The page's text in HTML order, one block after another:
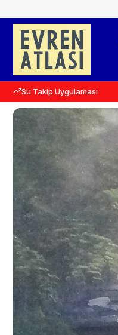
Su Takip Uygulaması